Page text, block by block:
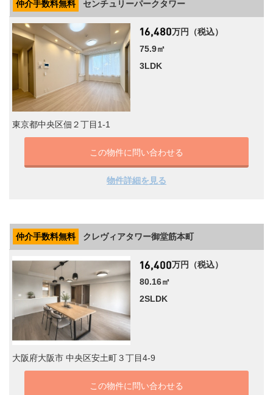
仲介手数料無料 センチュリーパークタワー
万円（税込）
75.9㎡
3LDK
東京都中央区佃２丁目1-1
この物件に問い合わせる
物件詳細を見る
仲介手数料無料 クレヴィアタワー御堂筋本町
万円（税込）
80.16㎡
2SLDK
大阪府大阪市 中央区安土町３丁目4-9
この物件に問い合わせる